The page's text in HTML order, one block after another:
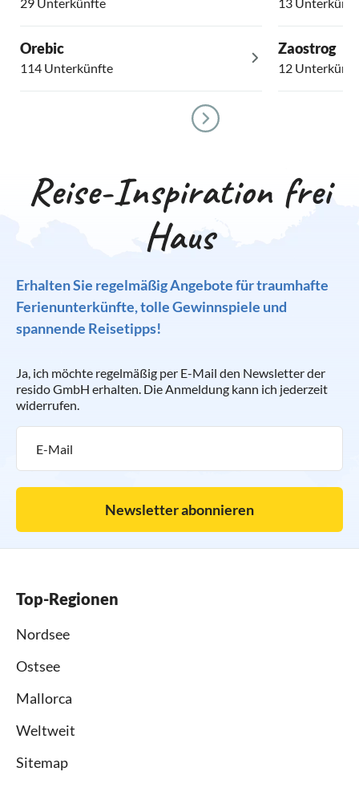
Orebic
114 Unterkünfte
Zaostrog
12
Reise-Inspiration frei
Haus
Erhalten Sie regelmäßig Angebote für traumhafte
Ferienunterkünfte, tolle Gewinnspiele und
spannende Reisetipps!
Ja, ich möchte regelmäßig per E-Mail den Newsletter der
resido GmbH erhalten. Die Anmeldung kann ich jederzeit
widerrufen.
Newsletter abonnieren
Top-Regionen
Nordsee
Ostsee
Mallorca
Weltweit
Sitemap